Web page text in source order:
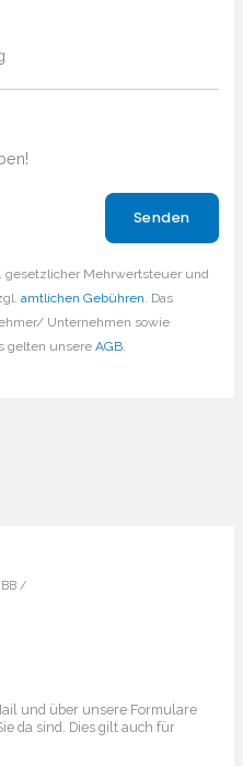
gesetzlicher Mehrwertsteuer und
amtlichen Gebühren. Das
Unternehmen sowie
gelten unsereAGB.
/
und über unsere Formulare
da sind. Dies gilt auch für